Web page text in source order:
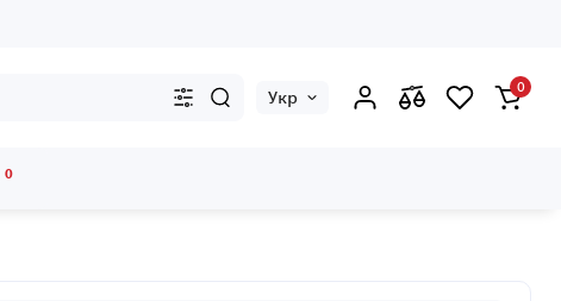
Укр 0
0